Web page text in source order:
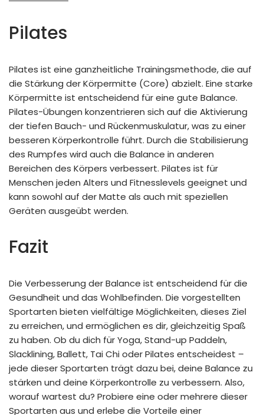
Pilates
Pilates ist eine ganzheitliche Trainingsmethode, die auf
die Stärkung der Körpermitte (Core) abzielt. Eine starke
Körpermitte ist entscheidend für eine gute Balance.
Pilates-Übungen konzentrieren sich auf die Aktivierung
der tiefen Bauch- und Rückenmuskulatur, was zu einer
besseren Körperkontrolle führt. Durch die Stabilisierung
des Rumpfes wird auch die Balance in anderen
Bereichen des Körpers verbessert. Pilates ist für
Menschen jeden Alters und Fitnesslevels geeignet und
kann sowohl auf der Matte als auch mit speziellen
Geräten ausgeübt werden.
Fazit
Die Verbesserung der Balance ist entscheidend für die
Gesundheit und das Wohlbefinden. Die vorgestellten
Sportarten bieten vielfältige Möglichkeiten, dieses Ziel
zu erreichen, und ermöglichen es dir, gleichzeitig Spaß
zu haben. Ob du dich für Yoga, Stand-up Paddeln,
Slacklining, Ballett, Tai Chi oder Pilates entscheidest –
jede dieser Sportarten trägt dazu bei, deine Balance zu
stärken und deine Körperkontrolle zu verbessern. Also,
worauf wartest du? Probiere eine oder mehrere dieser
Sportarten aus und erlebe die Vorteile einer